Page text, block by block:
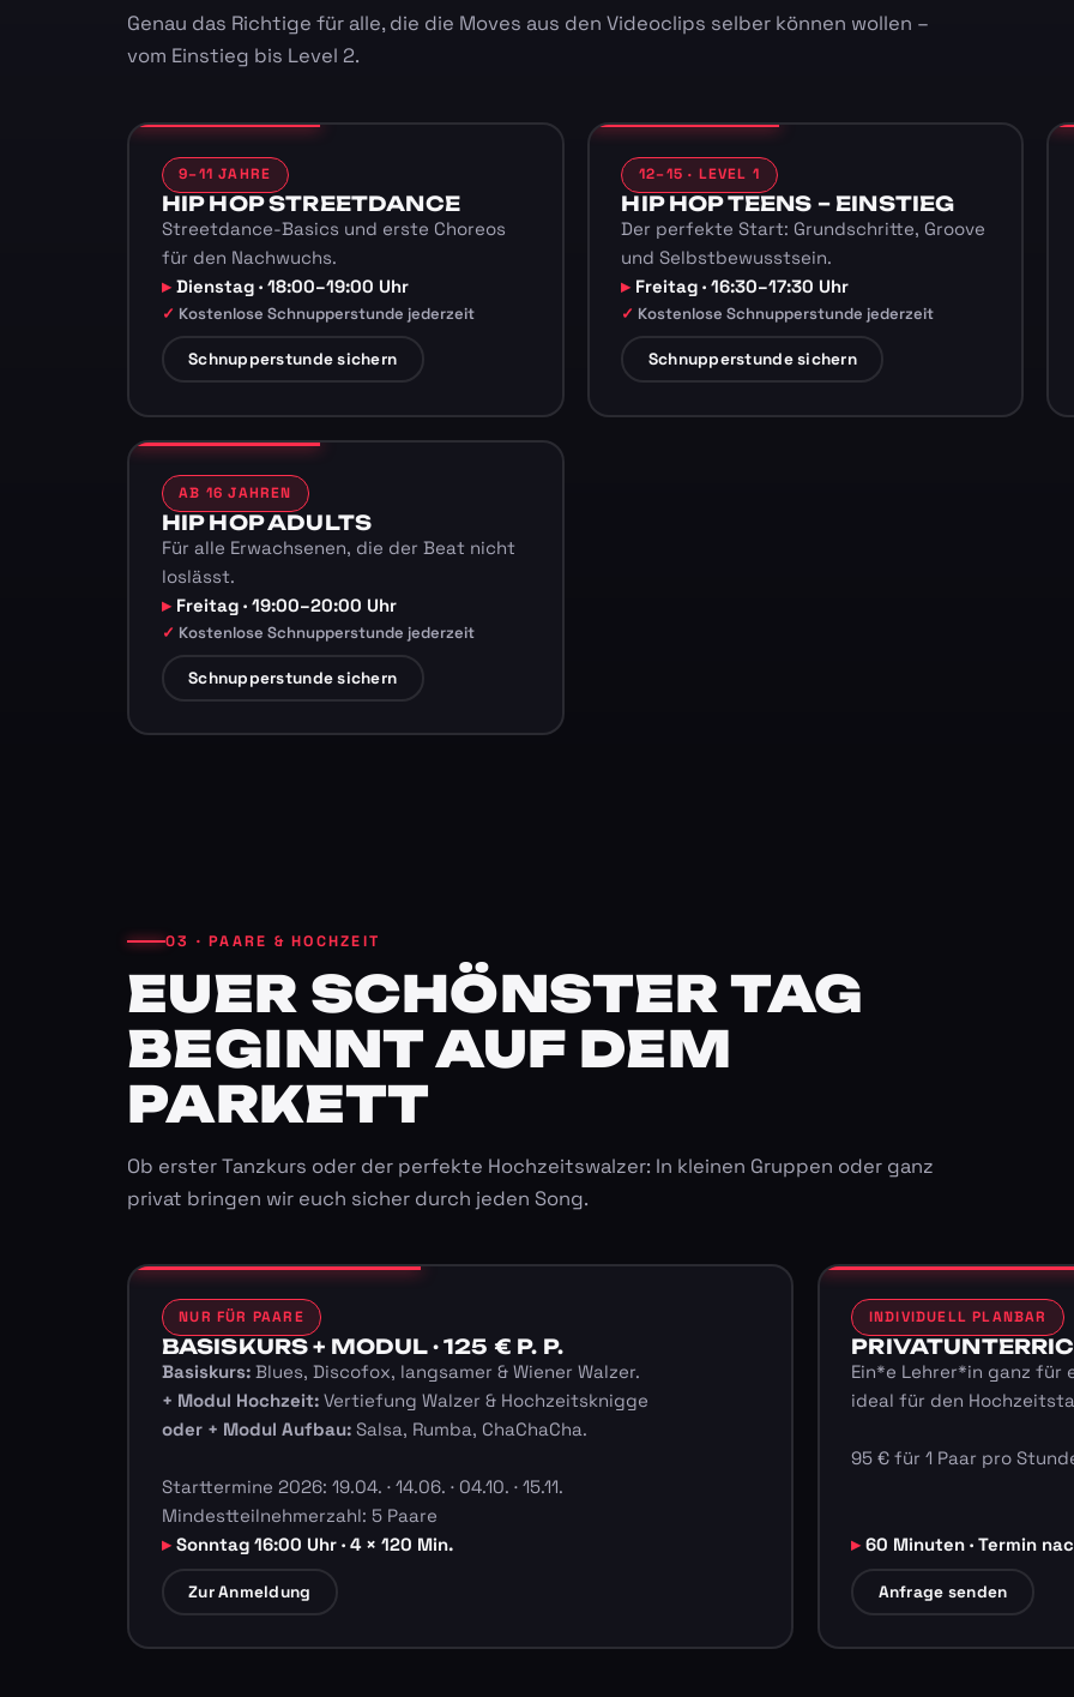
Genau das Richtige für alle, die die Moves aus den Videoclips selber können wollen –
vom Einstieg bis Level 2.
9–11 JAHRE
HIP HOP STREETDANCE
Streetdance-Basics und erste Choreos
für den Nachwuchs.
Dienstag · 18:00–19:00 Uhr
Kostenlose Schnupperstunde jederzeit
Schnupperstunde sichern
12–15 · LEVEL 1
HIP HOP TEENS – EINSTIEG
Der perfekte Start: Grundschritte, Groove
und Selbstbewusstsein.
Freitag · 16:30–17:30 Uhr
Kostenlose Schnupperstunde jederzeit
Schnupperstunde sichern
AB 16 JAHREN
HIP HOP ADULTS
Für alle Erwachsenen, die der Beat nicht
loslässt.
Freitag · 19:00–20:00 Uhr
Kostenlose Schnupperstunde jederzeit
Schnupperstunde sichern
03 · PAARE & HOCHZEIT
EUER SCHÖNSTER TAG
BEGINNT AUF DEM
PARKETT
Ob erster Tanzkurs oder der perfekte Hochzeitswalzer: In kleinen Gruppen oder ganz
privat bringen wir euch sicher durch jeden Song.
NUR FÜR PAARE
BASISKURS + MODUL · 125 € P. P.
Basiskurs:Blues, Discofox, langsamer & Wiener Walzer.
+ Modul Hochzeit:Vertiefung Walzer & Hochzeitsknigge
oder + Modul Aufbau:Salsa, Rumba, ChaChaCha.
Starttermine 2026: 19.04. · 14.06. · 04.10. · 15.11.
Mindestteilnehmerzahl: 5 Paare
Sonntag 16:00 Uhr · 4 × 120 Min.
Zur Anmeldung
INDIVIDUELL PLANBAR
Ein*e Lehrer*in ganz für
ideal für den
95 € für 1 Paar pro
60 Minuten · Termin
Anfrage senden